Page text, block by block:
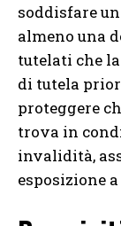
soddisfare
almeno una
tutelati che
di tutela
proteggere
trova in
invalidità,
esposizione